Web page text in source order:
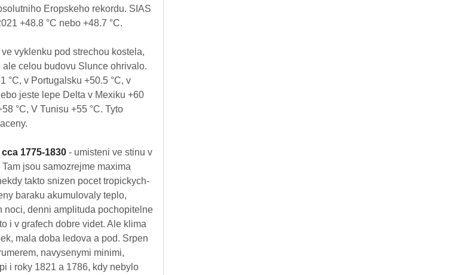
Eropskeho rekordu. SIAS
+48.8 °C nebo +48.7 °C.
vyklenku pod strechou kostela,
celou budovu Slunce ohrivalo.
°C, v Portugalsku +50.5 °C, v
jeste lepe Delta v Mexiku +60
°C, V Tunisu +55 °C. Tyto
1775-1830- umisteni ve stinu v
jsou samozrejme maxima
takto snizen pocet tropickych-
baraku akumulovaly teplo,
noci, denni amplituda pochopitelne
i v grafech dobre videt. Ale klima
mala doba ledova a pod. Srpen
navysenymi minimi,
i roky 1821 a 1786, kdy nebylo